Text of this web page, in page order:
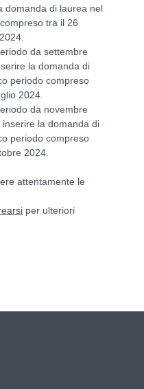
domanda di laurea nel
tra il 26
da settembre
la domanda di
periodo compreso
2024.
da novembre
la domanda di
periodo compreso
2024.
attentamente le
per ulteriori